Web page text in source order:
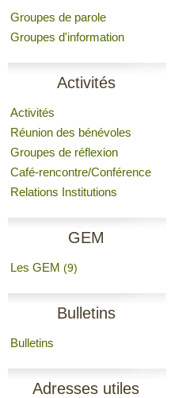
Groupes de parole
Groupes d'information
Activités
Activités
Réunion des bénévoles
Groupes de réflexion
Café-rencontre/Conférence
Relations Institutions
GEM
Les GEM (9)
Bulletins
Bulletins
Adresses utiles